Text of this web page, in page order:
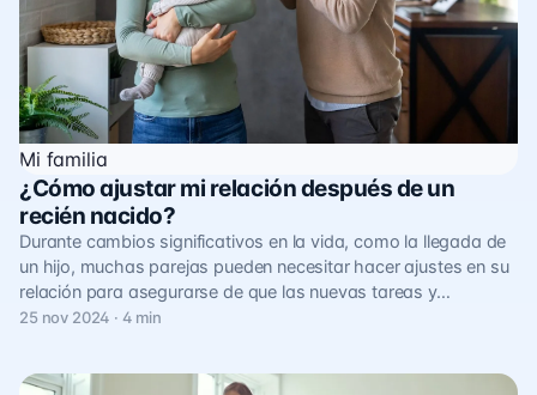
Mi familia
¿Cómo ajustar mi relación después de un
recién nacido?
Durante cambios significativos en la vida, como la llegada de
un hijo, muchas parejas pueden necesitar hacer ajustes en su
relación para asegurarse de que las nuevas tareas y…
25 nov 2024 · 4 min